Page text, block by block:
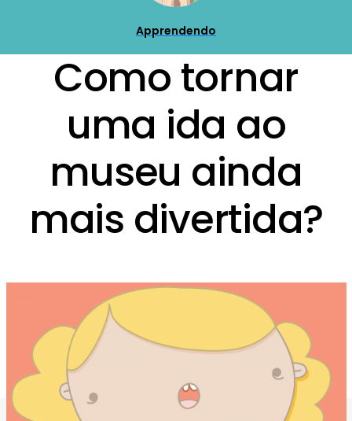
Apprendendo
Como tornar
uma ida ao
museu ainda
mais divertida?